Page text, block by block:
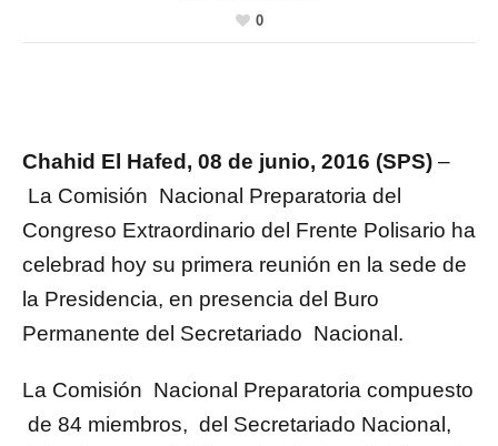
0
Chahid El Hafed, 08 de junio, 2016 (SPS) –
La Comisión Nacional Preparatoria del
Congreso Extraordinario del Frente Polisario ha
celebrad hoy su primera reunión en la sede de
la Presidencia, en presencia del Buro
Permanente del Secretariado Nacional.
La Comisión Nacional Preparatoria compuesto
de 84 miembros, del Secretariado Nacional,